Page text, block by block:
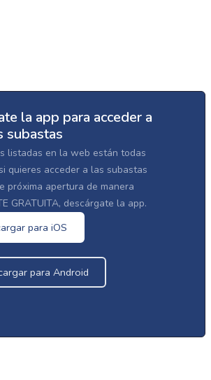
la app para acceder a
subastas
listadas en la web están todas
quieres acceder a las subastas
próxima apertura de manera
GRATUITA, descárgate la app.
para iOS
para Android